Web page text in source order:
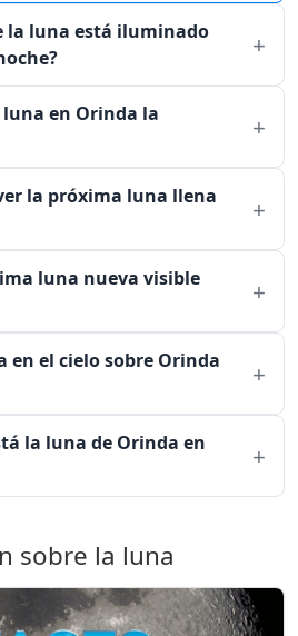
la luna está iluminado
luna en Orinda la
la próxima luna llena
luna nueva visible
en el cielo sobre Orinda
la luna de Orinda en
sobre la luna